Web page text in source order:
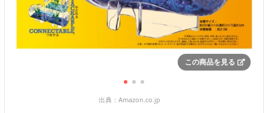
この商品を見る
出典： Amazon.co.jp